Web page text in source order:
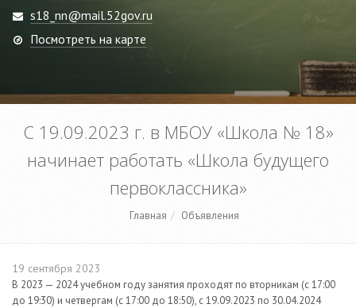
s18_nn@mail.52gov.ru
Посмотреть на карте
С 19.09.2023 г. в МБОУ «Школа № 18»
начинает работать «Школа будущего
первоклассника»
Главная Объявления
19 сентября 2023
В 2023 — 2024 учебном году занятия проходят по вторникам (с 17:00
до 19:30) и четвергам (с 17:00 до 18:50), с 19.09.2023 по 30.04.2024